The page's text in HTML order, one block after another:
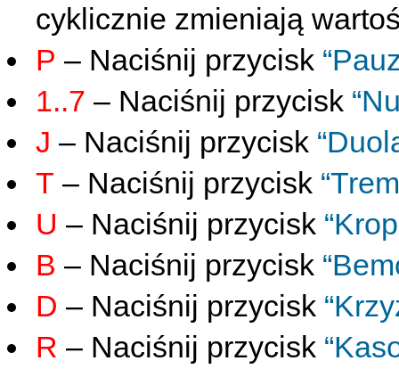
cyklicznie zmieniają
P – Naciśnij przycisk
1..7 – Naciśnij przycisk
J – Naciśnij przycisk
T – Naciśnij przycisk
U – Naciśnij przycisk
B – Naciśnij przycisk
D – Naciśnij przycisk
R – Naciśnij przycisk